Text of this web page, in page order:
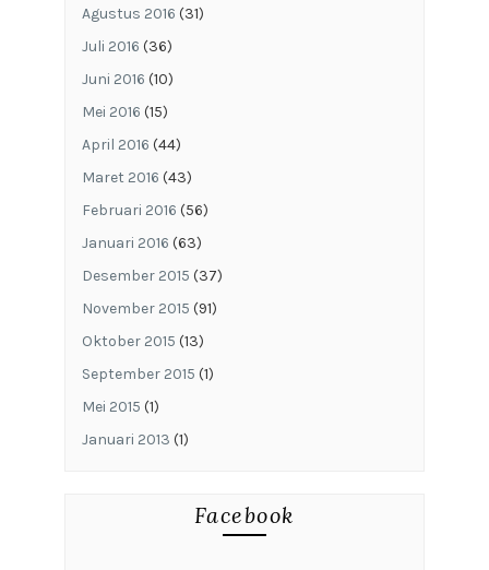
Agustus 2016 (31)
Juli 2016 (36)
Juni 2016 (10)
Mei 2016 (15)
April 2016 (44)
Maret 2016 (43)
Februari 2016 (56)
Januari 2016 (63)
Desember 2015 (37)
November 2015 (91)
Oktober 2015 (13)
September 2015 (1)
Mei 2015 (1)
Januari 2013 (1)
Facebook